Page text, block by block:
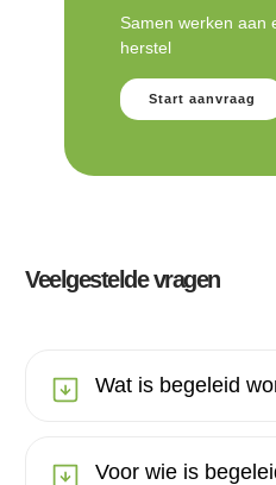
Samen werken aan
herstel
Start aanvraag
Veelgestelde vragen
Wat is begeleid
Voor wie is